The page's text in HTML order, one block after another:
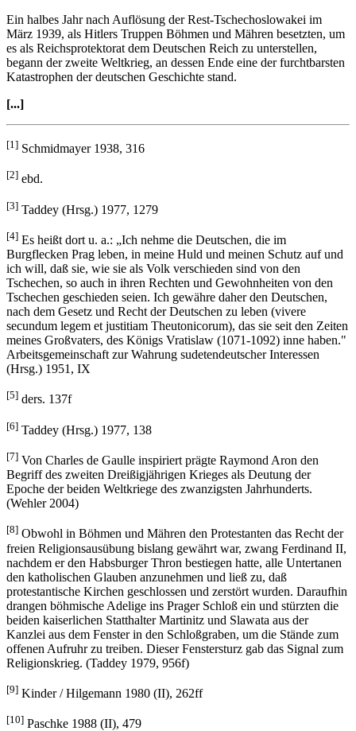
Ein halbes Jahr nach Auflösung der Rest-Tschechoslowakei im
März 1939, als Hitlers Truppen Böhmen und Mähren besetzten, um
es als Reichsprotektorat dem Deutschen Reich zu unterstellen,
begann der zweite Weltkrieg, an dessen Ende eine der furchtbarsten
Katastrophen der deutschen Geschichte stand.
[...]
[1] Schmidmayer 1938, 316
[2] ebd.
[3] Taddey (Hrsg.) 1977, 1279
[4] Es heißt dort u. a.: „Ich nehme die Deutschen, die im
Burgflecken Prag leben, in meine Huld und meinen Schutz auf und
ich will, daß sie, wie sie als Volk verschieden sind von den
Tschechen, so auch in ihren Rechten und Gewohnheiten von den
Tschechen geschieden seien. Ich gewähre daher den Deutschen,
nach dem Gesetz und Recht der Deutschen zu leben (vivere
secundum legem et justitiam Theutonicorum), das sie seit den Zeiten
meines Großvaters, des Königs Vratislaw (1071-1092) inne haben."
Arbeitsgemeinschaft zur Wahrung sudetendeutscher Interessen
(Hrsg.) 1951, IX
[5] ders. 137f
[6] Taddey (Hrsg.) 1977, 138
[7] Von Charles de Gaulle inspiriert prägte Raymond Aron den
Begriff des zweiten Dreißigjährigen Krieges als Deutung der
Epoche der beiden Weltkriege des zwanzigsten Jahrhunderts.
(Wehler 2004)
[8] Obwohl in Böhmen und Mähren den Protestanten das Recht der
freien Religionsausübung bislang gewährt war, zwang Ferdinand II,
nachdem er den Habsburger Thron bestiegen hatte, alle Untertanen
den katholischen Glauben anzunehmen und ließ zu, daß
protestantische Kirchen geschlossen und zerstört wurden. Daraufhin
drangen böhmische Adelige ins Prager Schloß ein und stürzten die
beiden kaiserlichen Statthalter Martinitz und Slawata aus der
Kanzlei aus dem Fenster in den Schloßgraben, um die Stände zum
offenen Aufruhr zu treiben. Dieser Fenstersturz gab das Signal zum
Religionskrieg. (Taddey 1979, 956f)
[9] Kinder / Hilgemann 1980 (II), 262ff
[10] Paschke 1988 (II), 479